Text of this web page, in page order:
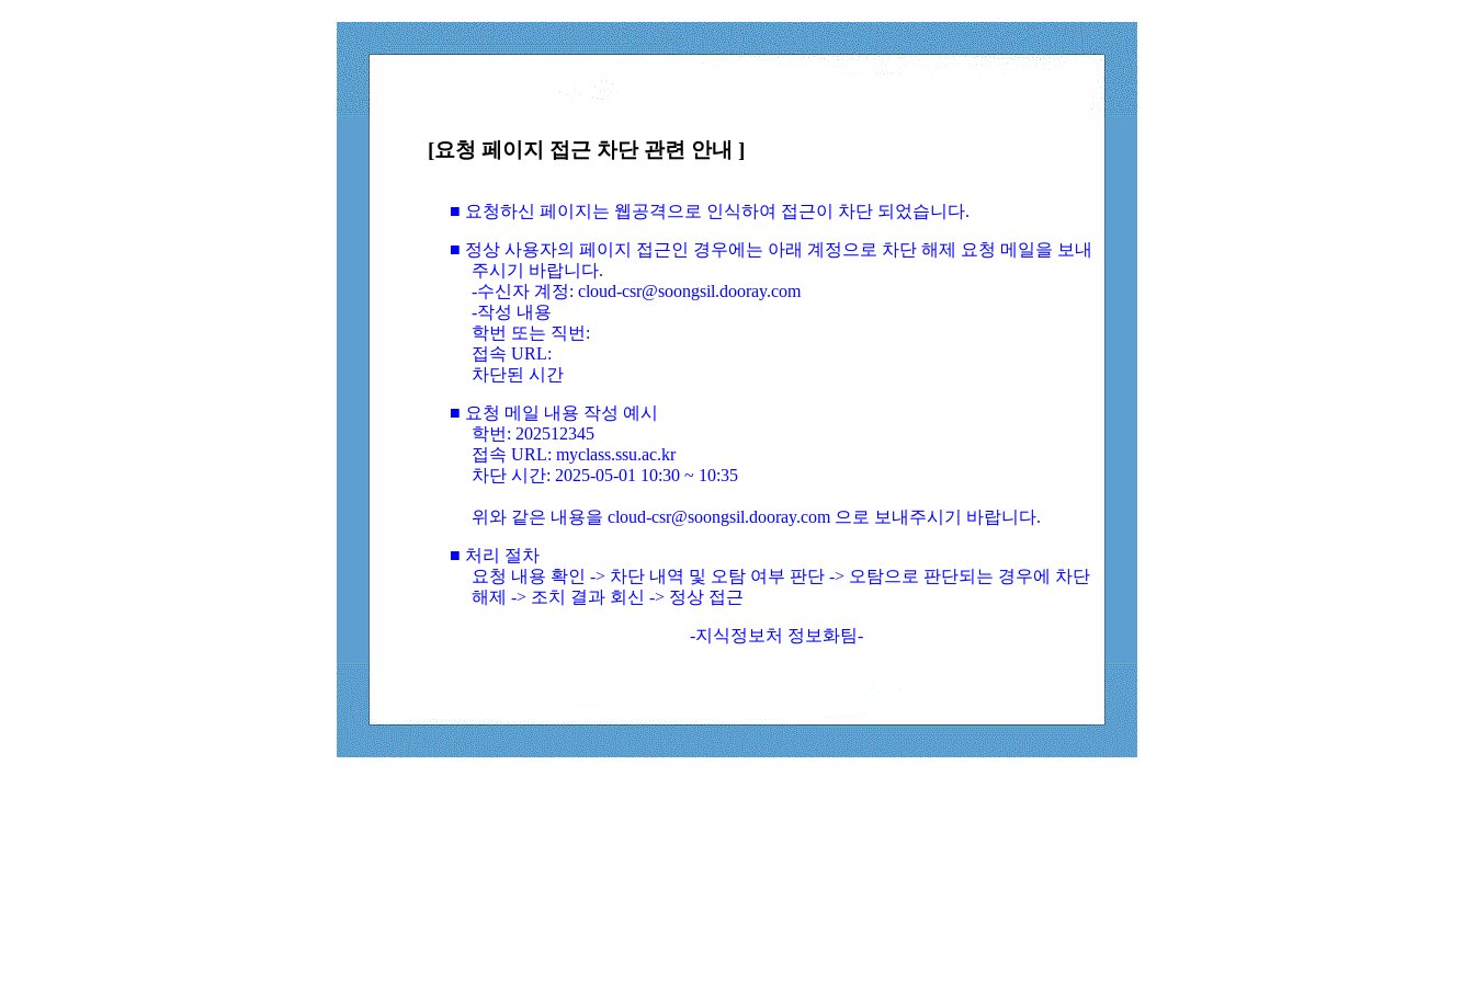
[요청 페이지 접근 차단 관련 안내 ]
■ 요청하신 페이지는 웹공격으로 인식하여 접근이 차단 되었습니다.
■ 정상 사용자의 페이지 접근인 경우에는 아래 계정으로 차단 해제 요청 메일을 보내
주시기 바랍니다.
-수신자 계정: cloud-csr@soongsil.dooray.com
-작성 내용
학번 또는 직번:
접속 URL:
차단된 시간
■ 요청 메일 내용 작성 예시
학번: 202512345
접속 URL: myclass.ssu.ac.kr
차단 시간: 2025-05-01 10:30 ~ 10:35
위와 같은 내용을 cloud-csr@soongsil.dooray.com 으로 보내주시기 바랍니다.
■ 처리 절차
요청 내용 확인 -> 차단 내역 및 오탐 여부 판단 -> 오탐으로 판단되는 경우에 차단
해제 -> 조치 결과 회신 -> 정상 접근
-지식정보처 정보화팀-